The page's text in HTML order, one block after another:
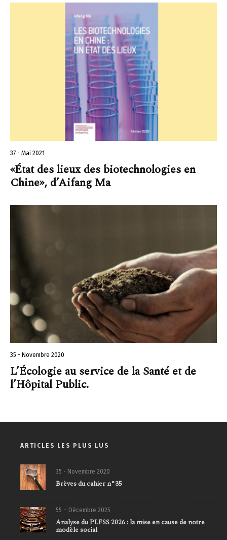
37 - Mai 2021
«État des lieux des biotechnologies en
Chine», d’Aifang Ma
35 - Novembre 2020
L’Écologie au service de la Santé et de
l’Hôpital Public.
ARTICLES LES PLUS LUS
35 - Novembre 2020
Brèves du cahier n°35
55 – Décembre 2025
Analyse du PLFSS 2026 : la mise en cause de notre
modèle social